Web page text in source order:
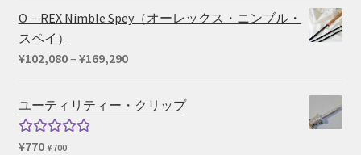
¥35,420
O－REX Nimble Spey（オーレックス・ニンブル・
スペイ）
¥102,080– ¥169,290価
帯:
ユーティリティー・クリップ
5段階中
¥770 ¥700